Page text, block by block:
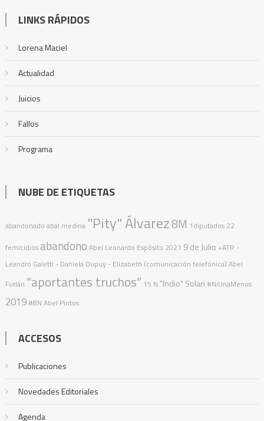
LINKS RÁPIDOS
Lorena Maciel
Actualidad
Juicios
Fallos
Programa
NUBE DE ETIQUETAS
abandonado abal medina "Pity" Álvarez8M 1diputados 22
femicidiosabandono Abel Leonardo Espósito 2021 9 de Julio +ATR -
Leandro Galetti - Daniela Dupuy - Elizabeth (comunicación telefónica) Abel
Furlán “aportantes truchos” 15 N "Indio" Solari #NiUnaMenos
2019 #8N Abel Pintos
ACCESOS
Publicaciones
Novedades Editoriales
Agenda